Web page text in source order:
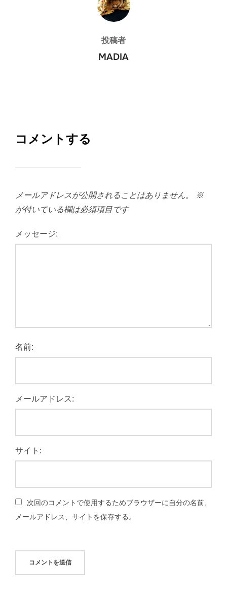
投稿者
MADIA
コメントする
メールアドレスが公開されることはありません。
※
が付いている欄は必須項目です
メッセージ:
名前:
メールアドレス:
サイト:
次回のコメントで使用するためブラウザーに自分の名前、
メールアドレス、サイトを保存する。